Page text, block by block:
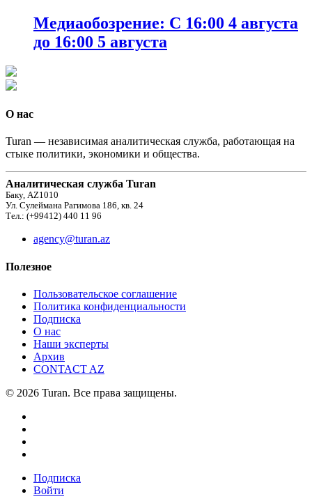
Медиаобозрение: С 16:00 4 августа
до 16:00 5 августа
О нас
Turan — независимая аналитическая служба, работающая на
стыке политики, экономики и общества.
Аналитическая служба Turan
Баку, AZ1010
Ул. Сулеймана Рагимова 186, кв. 24
Тел.: (+99412) 440 11 96
agency@turan.az
Полезное
Пользовательское соглашение
Политика конфиденциальности
Подписка
О нас
Наши эксперты
Архив
CONTACT AZ
© 2026 Turan. Все права защищены.
Подписка
Войти